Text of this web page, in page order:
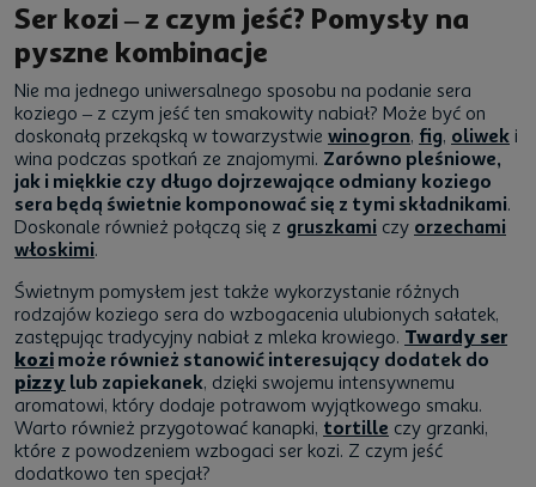
Ser kozi – z czym jeść? Pomysły na
pyszne kombinacje
Nie ma jednego uniwersalnego sposobu na podanie sera
koziego – z czym jeść ten smakowity nabiał? Może być on
doskonałą przekąską w towarzystwie winogron, fig, oliwek i
wina podczas spotkań ze znajomymi. Zarówno pleśniowe,
jak i miękkie czy długo dojrzewające odmiany koziego
sera będą świetnie komponować się z tymi składnikami.
Doskonale również połączą się z gruszkami czy orzechami
włoskimi.
Świetnym pomysłem jest także wykorzystanie różnych
rodzajów koziego sera do wzbogacenia ulubionych sałatek,
zastępując tradycyjny nabiał z mleka krowiego. Twardy ser
kozi może również stanowić interesujący dodatek do
pizzy lub zapiekanek, dzięki swojemu intensywnemu
aromatowi, który dodaje potrawom wyjątkowego smaku.
Warto również przygotować kanapki, tortille czy grzanki,
które z powodzeniem wzbogaci ser kozi. Z czym jeść
dodatkowo ten specjał?